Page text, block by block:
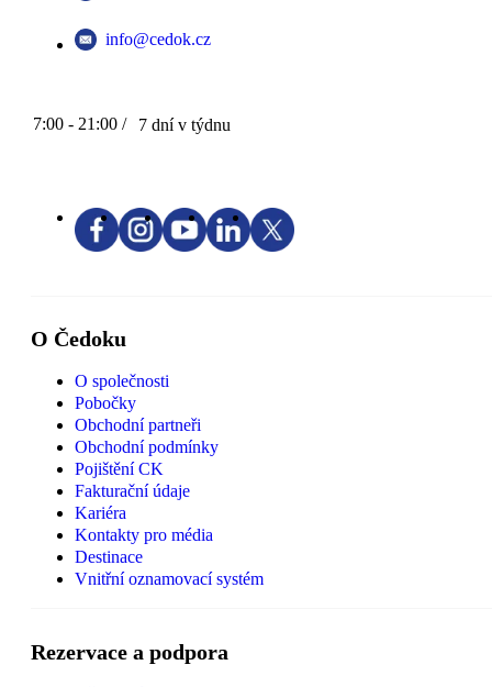
info@cedok.cz
7:00 - 21:00 / 7 dní v týdnu
O Čedoku
O společnosti
Pobočky
Obchodní partneři
Obchodní podmínky
Pojištění CK
Fakturační údaje
Kariéra
Kontakty pro média
Destinace
Vnitřní oznamovací systém
Rezervace a podpora